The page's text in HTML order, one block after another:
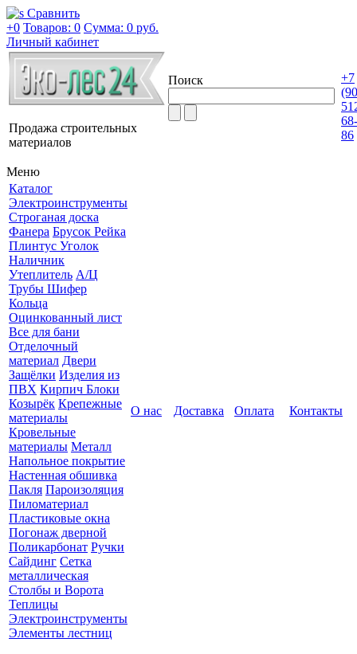
Сравнить
+0 Товаров: 0 Сумма: 0 руб.
Личный кабинет
Продажа строительных
материалов
Поиск
+7
68-
86
Меню
Каталог
Электроинструменты
Строганая доска
Фанера Брусок Рейка
Плинтус Уголок
Наличник
Утеплитель А/Ц
Трубы Шифер
Кольца
Оцинкованный лист
Все для бани
Отделочный
материал Двери
Защёлки Изделия из
ПВХ Кирпич Блоки
Козырёк Крепежные
материалы
Кровельные
материалы Металл
Напольное покрытие
Настенная обшивка
Пакля Пароизоляция
Пиломатериал
Пластиковые окна
Погонаж дверной
Поликарбонат Ручки
Сайдинг Сетка
металлическая
Столбы и Ворота
Теплицы
Электроинструменты
Элементы лестниц
О нас Доставка Оплата Контакты